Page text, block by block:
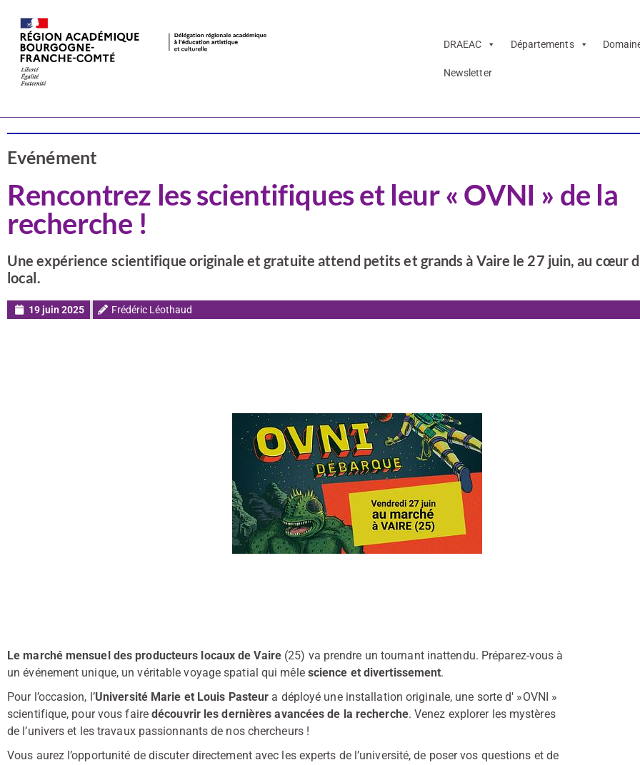
DRAEAC Départements
Newsletter
Evénément
Rencontrez les scientifiques et leur « OVNI » de la
recherche !
Une expérience scientifique originale et gratuite attend petits et grands à Vaire le 27 juin, au cœur
local.
19 juin 2025 Frédéric Léothaud
Le marché mensuel des producteurs locaux de Vaire(25) va prendre un tournant inattendu. Préparez-vous à
un événement unique, un véritable voyage spatial qui mêle science et divertissement.
Pour l’occasion, l’Université Marie et Louis Pasteur a déployé une installation originale, une sorte d' »OVNI »
scientifique, pour vous fairedécouvrir les dernières avancées de la recherche. Venez explorer les mystères
de l’univers et les travaux passionnants de nos chercheurs !
Vous aurez l’opportunité de discuter directement avec les experts de l’université, de poser vos questions et de